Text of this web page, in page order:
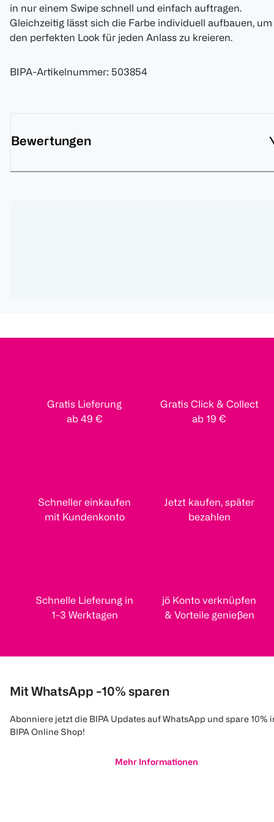
in nur einem Swipe schnell und einfach auftragen.
Gleichzeitig lässt sich die Farbe individuell aufbauen, um
den perfekten Look für jeden Anlass zu kreieren.
BIPA-Artikelnummer: 503854
Bewertungen
Gratis Lieferung
ab 49 €
Gratis Click & Collect
ab 19 €
Schneller einkaufen
mit Kundenkonto
Jetzt kaufen, später
bezahlen
Schnelle Lieferung in
1-3 Werktagen
jö Konto verknüpfen
& Vorteile genießen
Mit WhatsApp -10% sparen
Abonniere jetzt die BIPA Updates auf WhatsApp und spare 10%
BIPA Online Shop!
Mehr Informationen